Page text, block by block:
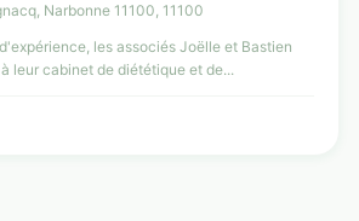
Narbonne 11100, 11100
les associés Joëlle et Bastien
leur cabinet de diététique et de...